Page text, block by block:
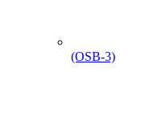
(OSB-3)